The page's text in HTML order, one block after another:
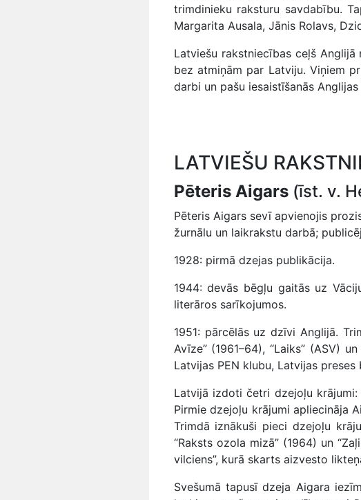
trimdinieku raksturu savdabību.
Margarita Ausala, Jānis Rolavs,
Latviešu rakstniecības ceļš
bez atmiņām par Latviju. Viņiem
darbi un pašu iesaistīšanās
LATVIEŠU
Pēteris Aigars(īst. v.
Pēteris Aigars sevī apvienojis
žurnālu un laikrakstu darbā;
1928: pirmā dzejas publikācija.
1944: devās bēgļu gaitās uz
literāros sarīkojumos.
1951: pārcēlās uz dzīvi Anglijā.
Avīze” (1961–64), “Laiks” (ASV)
Latvijas PEN klubu, Latvijas
Latvijā izdoti četri dzejoļu krājumi:
Pirmie dzejoļu krājumi apliecināja
Trimdā iznākuši pieci dzejoļu
“Raksts ozola mizā” (1964) un
vilciens”, kurā skarts aizvesto
Svešumā tapusī dzeja Aigara